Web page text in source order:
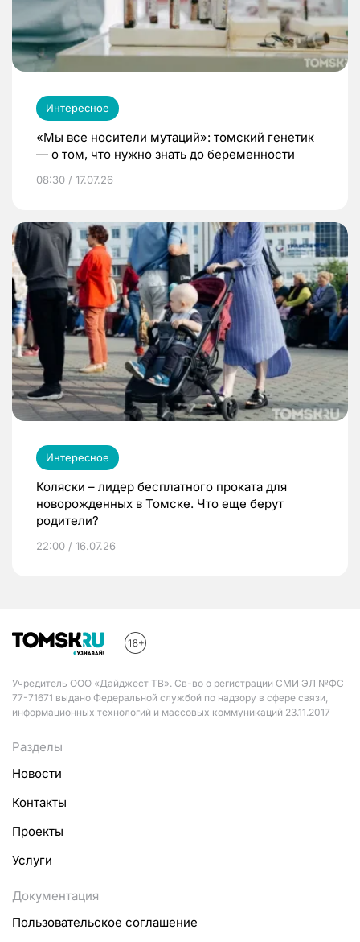
Интересное
«Мы все носители мутаций»: томский генетик
— о том, что нужно знать до беременности
08:30 / 17.07.26
Интересное
Коляски – лидер бесплатного проката для
новорожденных в Томске. Что еще берут
родители?
22:00 / 16.07.26
Учредитель ООО «Дайджест ТВ». Св-во о регистрации СМИ ЭЛ №ФС
77-71671 выдано Федеральной службой по надзору в сфере связи,
информационных технологий и массовых коммуникаций 23.11.2017
Разделы
Новости
Контакты
Проекты
Услуги
Документация
Пользовательское соглашение